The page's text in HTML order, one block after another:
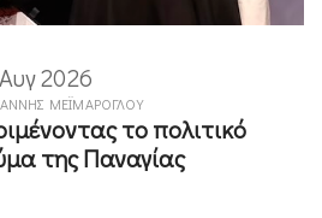
2026
ΜΕΪΜΆΡΟΓΛΟΥ
το πολιτικό
της Παναγίας